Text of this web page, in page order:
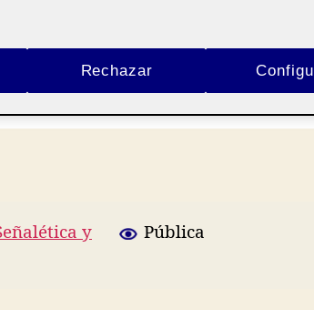
No hay comentarios
y
y
Pública
Rechazar